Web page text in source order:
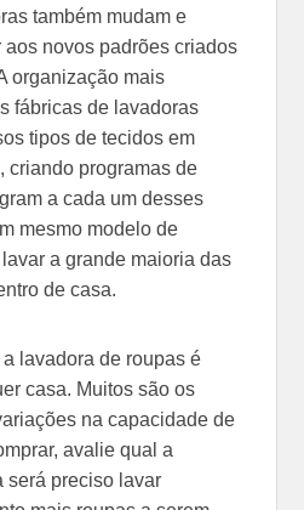
também mudam e
aos novos padrões criados
organização mais
fábricas de lavadoras
tipos de tecidos em
criando programas de
a cada um desses
mesmo modelo de
a grande maioria das
de casa.
lavadora de roupas é
casa. Muitos são os
na capacidade de
avalie qual a
será preciso lavar